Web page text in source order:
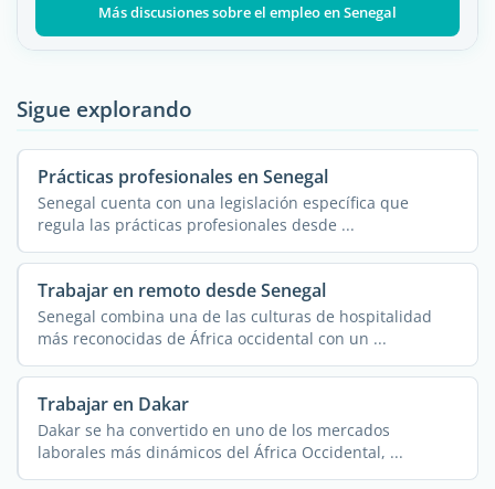
Más discusiones sobre el empleo en Senegal
Sigue explorando
Prácticas profesionales en Senegal
Senegal cuenta con una legislación específica que
regula las prácticas profesionales desde ...
Trabajar en remoto desde Senegal
Senegal combina una de las culturas de hospitalidad
más reconocidas de África occidental con un ...
Trabajar en Dakar
Dakar se ha convertido en uno de los mercados
laborales más dinámicos del África Occidental, ...